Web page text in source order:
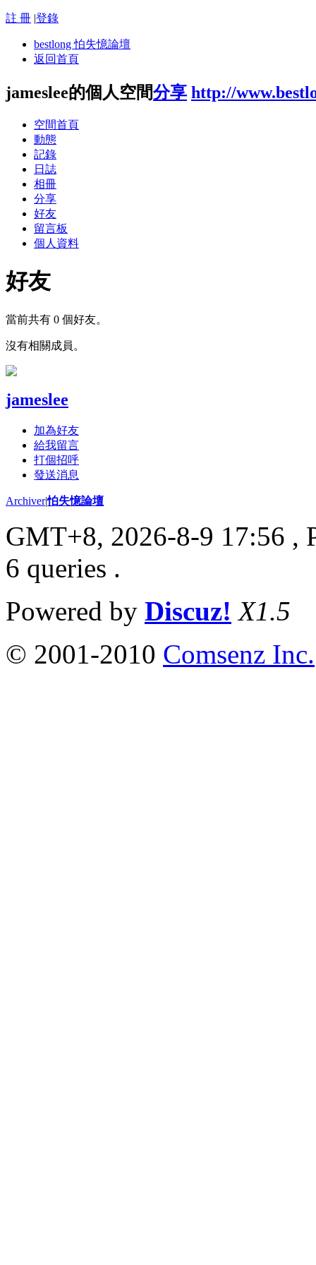
註 冊 |登錄
bestlong 怕失憶論壇
返回首頁
jameslee的個人空間分享 http://
空間首頁
動態
記錄
日誌
相冊
分享
好友
留言板
個人資料
好友
當前共有 0 個好友。
沒有相關成員。
jameslee
加為好友
給我留言
打個招呼
發送消息
Archiver|怕失憶論壇
GMT+8, 2026-8-9 17:56 ,
6 queries .
Powered by Discuz! X1.5
© 2001-2010 Comsenz Inc.